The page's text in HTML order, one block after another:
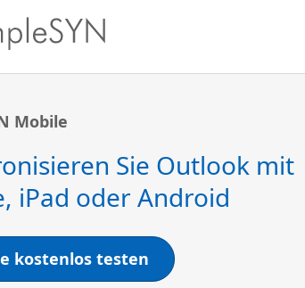
Mobile
Sie Outlook mit
iPad oder Android
kostenlos testen